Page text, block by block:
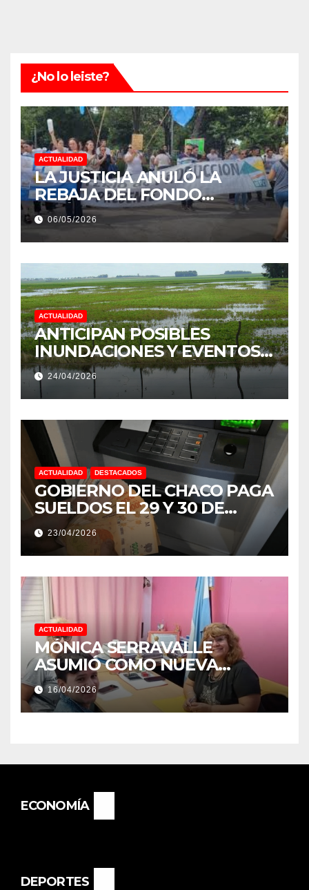
¿No lo leiste?
ACTUALIDAD
LA JUSTICIA ANULÓ LA
REBAJA DEL FONDO
ESTÍMULO A EMPLEADOS DE
PRODUCCIÓN DE LA
PROVINCIA DEL CHACO
06/05/2026
ACTUALIDAD
ANTICIPAN POSIBLES
INUNDACIONES Y EVENTOS
EXTREMOS: “PODRÍA SER UN
NIÑO MUY IMPORTANTE”
24/04/2026
ACTUALIDAD DESTACADOS
GOBIERNO DEL CHACO PAGA
SUELDOS EL 29 Y 30 DE
ABRIL, CON EL 2% DE
AUMENTO
23/04/2026
ACTUALIDAD
MÓNICA SERRAVALLE
ASUMIÓ COMO NUEVA
DIRECTORA DEL E.E.S. N° 82
«RENÉ FAVALORO» DE
BASAIL.
16/04/2026
ECONOMÍA
DEPORTES